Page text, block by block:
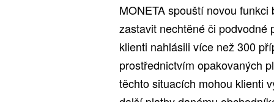
MONETA spouští novou
zastavit nechtěné či
klienti nahlásili více než 300
prostřednictvím opakovaných
těchto situacích mohou klienti